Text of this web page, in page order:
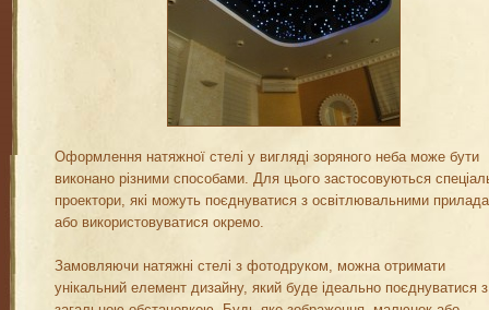
Оформлення натяжної стелі у вигляді зоряного неба може бути
виконано різними способами. Для цього застосовуються
проектори, які можуть поєднуватися з освітлювальними
або використовуватися окремо.
Замовляючи натяжні стелі з фотодруком, можна отримати
унікальний елемент дизайну, який буде ідеально поєднуватися з